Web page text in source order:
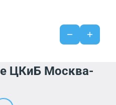
ЦКиБ Москва-